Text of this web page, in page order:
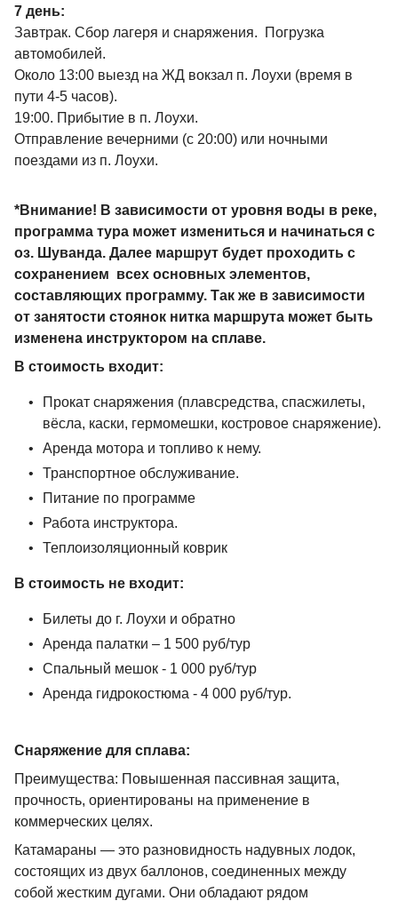
7 день:
Завтрак. Сбор лагеря и снаряжения. Погрузка
автомобилей.
Около 13:00 выезд на ЖД вокзал п. Лоухи (время в
пути 4-5 часов).
19:00. Прибытие в п. Лоухи.
Отправление вечерними (с 20:00) или ночными
поездами из п. Лоухи.
*Внимание! В зависимости от уровня воды в реке,
программа тура может измениться и начинаться с
оз. Шуванда. Далее маршрут будет проходить с
сохранением всех основных элементов,
составляющих программу. Так же в зависимости
от занятости стоянок нитка маршрута может быть
изменена инструктором на сплаве.
В стоимость входит:
Прокат снаряжения (плавсредства, спасжилеты,
вёсла, каски, гермомешки, костровое снаряжение).
Аренда мотора и топливо к нему.
Транспортное обслуживание.
Питание по программе
Работа инструктора.
Теплоизоляционный коврик
В стоимость не входит:
Билеты до г. Лоухи и обратно
Аренда палатки – 1 500 руб/тур
Спальный мешок - 1 000 руб/тур
Аренда гидрокостюма - 4 000 руб/тур.
Снаряжение для сплава:
Преимущества: Повышенная пассивная защита,
прочность, ориентированы на применение в
коммерческих целях.
Катамараны — это разновидность надувных лодок,
состоящих из двух баллонов, соединенных между
собой жестким дугами. Они обладают рядом